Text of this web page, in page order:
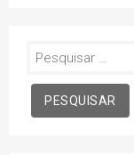
Pesquisar